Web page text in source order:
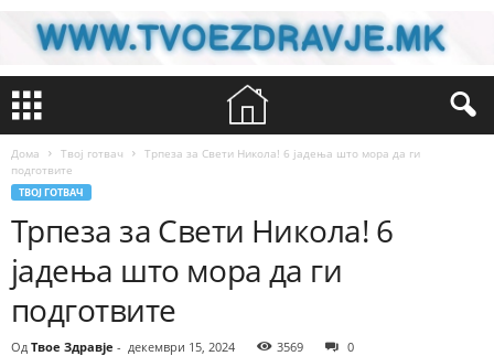
Дома Твој готвач
Трпеза за Свети Никола! 6 јадења што мора да ги
подготвите
ТВОЈ ГОТВАЧ
Трпеза за Свети Никола! 6
јадења што мора да ги
подготвите
Од Твое Здравје - декември 15, 2024 3569 0